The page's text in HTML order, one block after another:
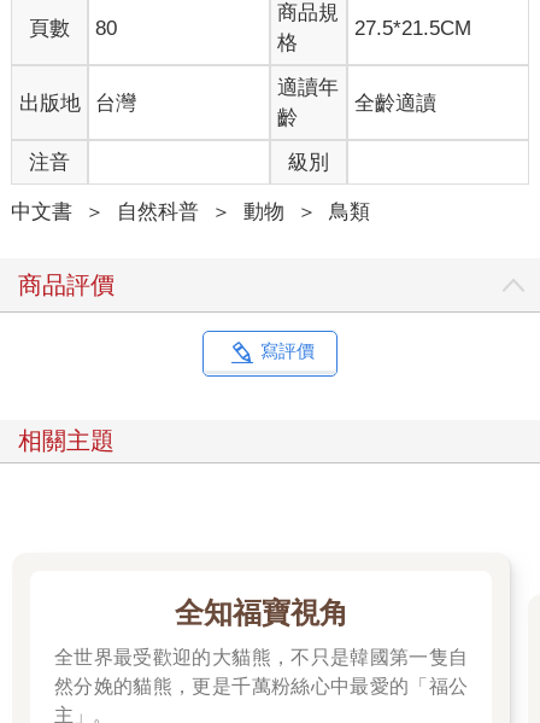
頁數 80
商品規
格
27.5*21.5CM
出版地 台灣
適讀年
齡
全齡適讀
注音 級別
中文書 ＞ 自然科普 ＞ 動物 ＞ 鳥類
商品評價
寫評價
相關主題
全知福寶視角
全世界最受歡迎的大貓熊，不只是韓國第一隻自
然分娩的貓熊，更是千萬粉絲心中最愛的「福公
主」。